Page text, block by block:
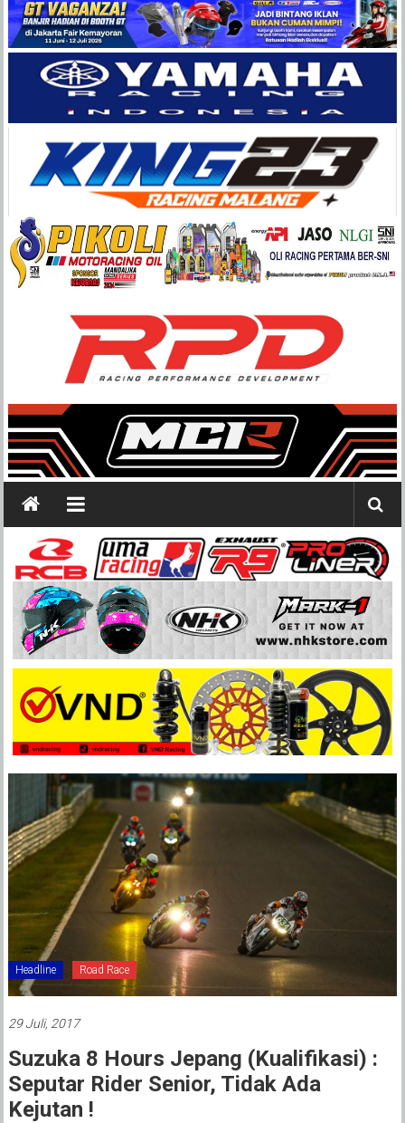
Balap
Paling
Lengkap
Headline Road Race
29 Juli, 2017
Suzuka 8 Hours Jepang (Kualifikasi) :
Seputar Rider Senior, Tidak Ada
Kejutan !